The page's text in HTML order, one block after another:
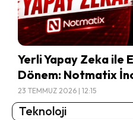
Yerli Yapay Zeka ile
Dönem: Notmatix
23 TEMMUZ 2026 | 12:15
Teknoloji